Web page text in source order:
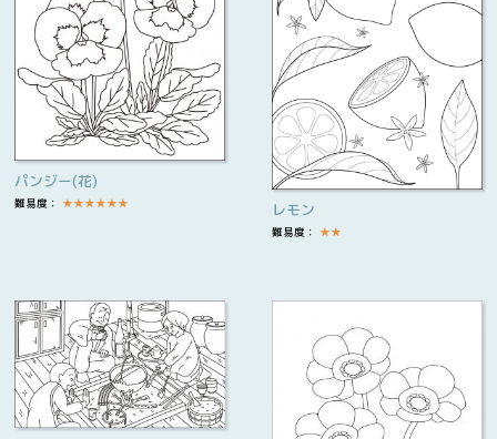
パンジー(花)
難易度： ★★★★★★ レモン
難易度： ★★